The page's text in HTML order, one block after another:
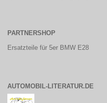
PARTNERSHOP
Ersatzteile für 5er BMW E28
AUTOMOBIL-LITERATUR.DE